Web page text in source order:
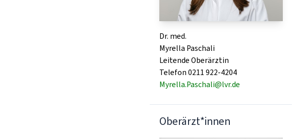
Dr. med.
Myrella Paschali
Leitende Oberärztin
Telefon 0211 922-4204
Myrella.Paschali@lvr.de
Oberärzt*innen